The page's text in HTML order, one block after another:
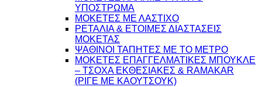
ΥΠΟΣΤΡΩΜΑ
ΜΟΚΕΤΕΣ ΜΕ ΛΑΣΤΙΧΟ
ΡΕΤΑΛΙΑ & ΕΤΟΙΜΕΣ ΔΙΑΣΤΑΣΕΙΣ
ΜΟΚΕΤΑΣ
ΨΑΘINΟΙ ΤΑΠΗΤΕΣ ΜΕ ΤΟ ΜΕΤΡΟ
ΜΟΚΕΤΕΣ ΕΠΑΓΓΕΛΜΑΤΙΚΕΣ ΜΠΟΥΚΛΕ
– ΤΣΟΧΑ ΕΚΘΕΣΙΑΚΕΣ & RAMAKAR
(ΡΙΓΕ ΜΕ ΚΑΟΥΤΣΟΥΚ)